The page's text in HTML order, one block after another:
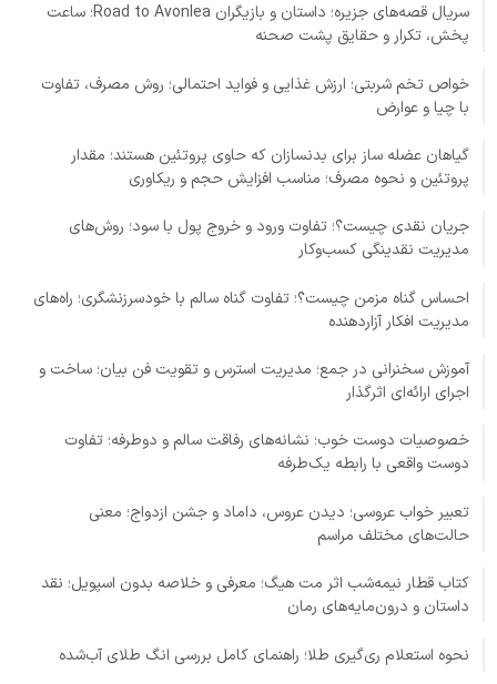
سریال قصه‌های جزیره؛ داستان و بازیگران Road to Avonlea؛ ساعت
پخش، تکرار و حقایق پشت صحنه
خواص تخم شربتی؛ ارزش غذایی و فواید احتمالی؛ روش مصرف، تفاوت
با چیا و عوارض
گیاهان عضله ساز برای بدنسازان که حاوی پروتئین هستند؛ مقدار
پروتئین و نحوه مصرف؛ مناسب افزایش حجم و ریکاوری
جریان نقدی چیست؟؛ تفاوت ورود و خروج پول با سود؛ روش‌های
مدیریت نقدینگی کسب‌وکار
احساس گناه مزمن چیست؟؛ تفاوت گناه سالم با خودسرزنشگری؛ راه‌های
مدیریت افکار آزاردهنده
آموزش سخنرانی در جمع؛ مدیریت استرس و تقویت فن بیان؛ ساخت و
اجرای ارائه‌ای اثرگذار
خصوصیات دوست خوب؛ نشانه‌های رفاقت سالم و دوطرفه؛ تفاوت
دوست واقعی با رابطه یک‌طرفه
تعبیر خواب عروسی؛ دیدن عروس، داماد و جشن ازدواج؛ معنی
حالت‌های مختلف مراسم
کتاب قطار نیمه‌شب اثر مت هیگ؛ معرفی و خلاصه بدون اسپویل؛ نقد
داستان و درون‌مایه‌های رمان
نحوه استعلام ری‌گیری طلا؛ راهنمای کامل بررسی انگ طلای آب‌شده